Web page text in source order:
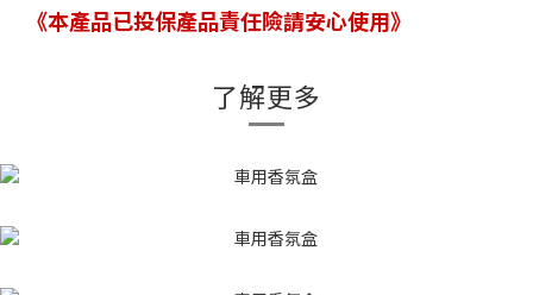
《本產品已投保產品責任險請安心使用》
了解更多